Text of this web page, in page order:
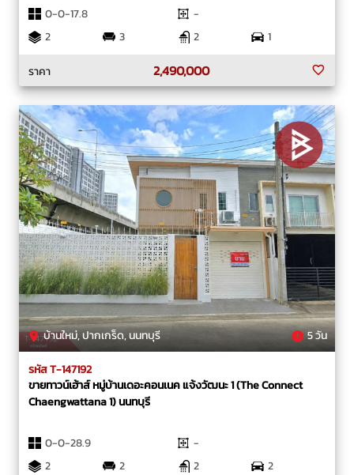
0-0-17.8
-
2
3 2
1
ราคา
2,490,000
บ้านใหม่, ปากเกร็ด, นนทบุรี 5 วัน
รหัส T-147192
ขายทาวน์เฮ้าส์ หมู่บ้านเดอะคอนเนค แจ้งวัฒนะ 1 (The Connect
Chaengwattana 1) นนทบุรี
0-0-28.9
-
2
2 2
2